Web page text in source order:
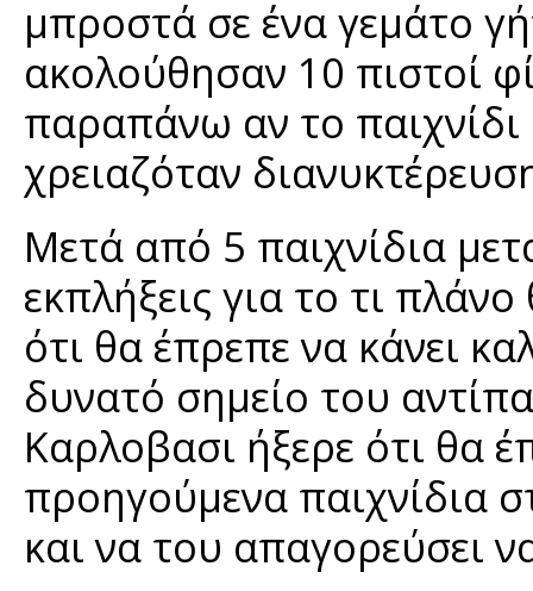
μπροστά σε ένα γεμάτο
ακολούθησαν 10 πιστοί
παραπάνω αν το
χρειαζόταν
Μετά από 5 παιχνίδια
εκπλήξεις για το τι
ότι θα έπρεπε να κάνει
δυνατό σημείο του
Καρλοβασι ήξερε ότι θα
προηγούμενα παιχνίδια
και να του απαγορεύσει